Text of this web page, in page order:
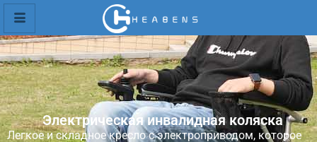
Электрическая инвалидная коляска
Легкое и складное кресло с электроприводом, которое